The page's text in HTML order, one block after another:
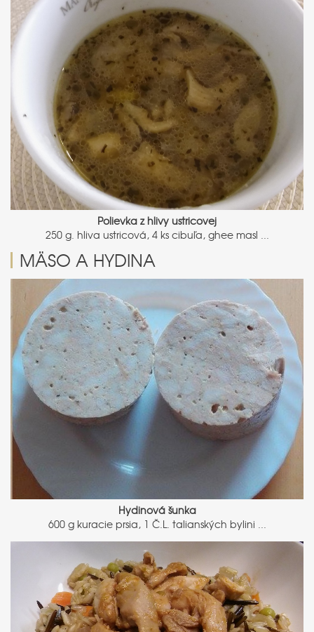
Polievka z hlivy ustricovej
250 g. hliva ustricová, 4 ks cibuľa, ghee masl ...
MÄSO A HYDINA
Hydinová šunka
600 g kuracie prsia, 1 Č.L. talianských bylini ...